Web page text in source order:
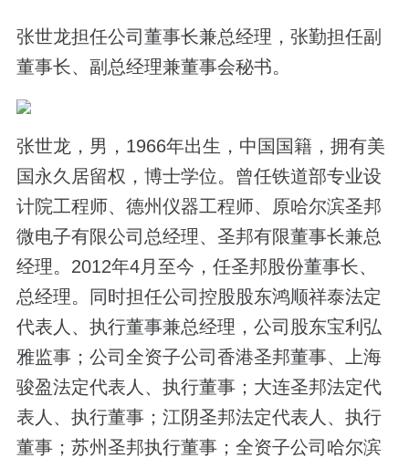
张世龙担任公司董事长兼总经理，张勤担任副
董事长、副总经理兼董事会秘书。
张世龙，男，1966年出生，中国国籍，拥有美
国永久居留权，博士学位。曾任铁道部专业设
计院工程师、德州仪器工程师、原哈尔滨圣邦
微电子有限公司总经理、圣邦有限董事长兼总
经理。2012年4月至今，任圣邦股份董事长、
总经理。同时担任公司控股股东鸿顺祥泰法定
代表人、执行董事兼总经理，公司股东宝利弘
雅监事；公司全资子公司香港圣邦董事、上海
骏盈法定代表人、执行董事；大连圣邦法定代
表人、执行董事；江阴圣邦法定代表人、执行
董事；苏州圣邦执行董事；全资子公司哈尔滨